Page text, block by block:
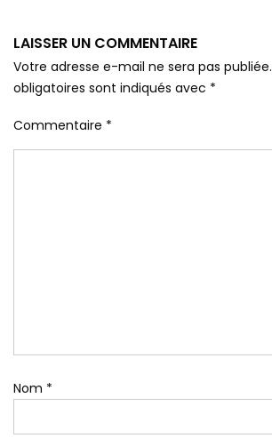
LAISSER UN COMMENTAIRE
Votre adresse e-mail ne sera pas publiée.
obligatoires sont indiqués avec *
Commentaire *
Nom *